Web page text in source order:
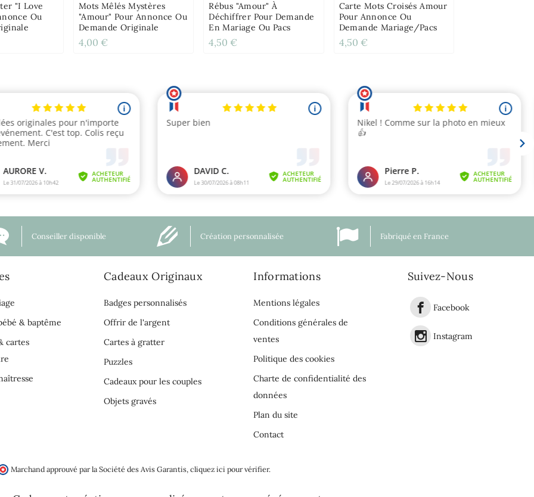
"I Love
Ou
Mots Mêlés Mystères
"amour" Pour Annonce Ou
Demande Originale
4,00 €
Rébus "Amour" À
Déchiffrer Pour Demande
En Mariage Ou Pacs
4,50 €
Carte Mots Croisés Amour
Pour Annonce Ou
Demande Mariage/pacs
4,50 €
Conseiller disponible Création personnalisée Fabriqué en France
& baptême
cartes
Cadeaux Originaux
Badges personnalisés
Offrir de l'argent
Cartes à gratter
Puzzles
Cadeaux pour les couples
Objets gravés
Informations
Mentions légales
Conditions générales de
ventes
Politique des cookies
Charte de confidentialité des
données
Plan du site
Contact
Suivez-Nous
Facebook
Instagram
Marchand approuvé par la Société des Avis Garantis, cliquez ici pour vérifier.